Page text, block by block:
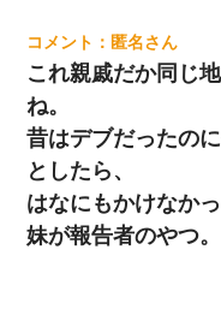
匿名
これ親戚だか同じ
ね。
昔はデブだったの
としたら、
はなにもかけなか
妹が報告者のやつ。